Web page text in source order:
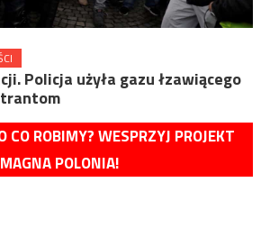
Policja użyła gazu łzawiącego
CO ROBIMY? WESPRZYJ PROJEKT
MAGNA POLONIA!